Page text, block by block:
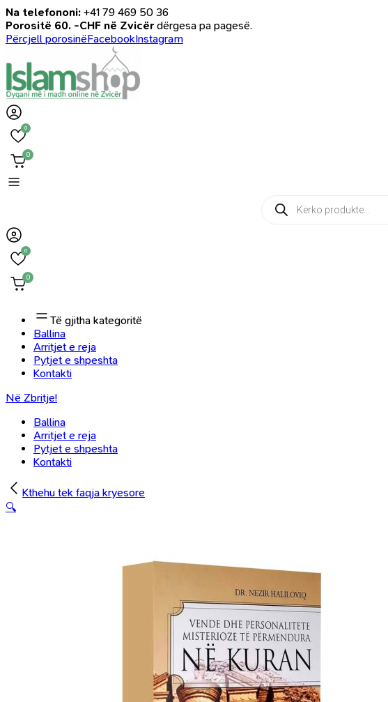
Na telefononi: +41 79 469 50 36
Porositë 60. -CHF në Zvicër dërgesa pa pagesë.
Përcjell porosinëFacebookInstagram
0
0
Products
search
0
0
Të gjitha kategoritë
Ballina
Arritjet e reja
Pytjet e shpeshta
Kontakti
Në Zbritje!
Ballina
Arritjet e reja
Pytjet e shpeshta
Kontakti
Kthehu tek faqja kryesore
🔍